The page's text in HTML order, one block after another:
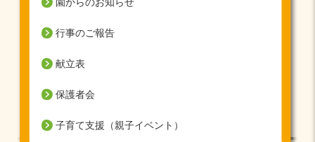
行事のご報告
献立表
保護者会
子育て支援（親子イベント）